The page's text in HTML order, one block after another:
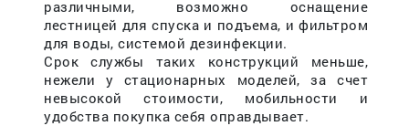
различными, возможно оснащение
лестницей для спуска и подъема, и фильтром
для воды, системой дезинфекции.
Срок службы таких конструкций меньше,
нежели у стационарных моделей, за счет
невысокой стоимости, мобильности и
удобства покупка себя оправдывает.